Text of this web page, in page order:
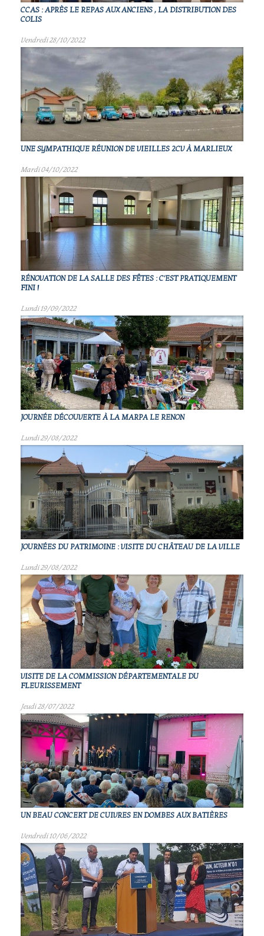
CCAS : APRÈS LE REPAS AUX ANCIENS , LA DISTRIBUTION DES
COLIS
Vendredi 28/10/2022
UNE SYMPATHIQUE RÉUNION DE VIEILLES 2CV À MARLIEUX
Mardi 04/10/2022
RÉNOVATION DE LA SALLE DES FÊTES : C'EST PRATIQUEMENT
FINI !
Lundi 19/09/2022
JOURNÉE DÉCOUVERTE À LA MARPA LE RENON
Lundi 29/08/2022
JOURNÉES DU PATRIMOINE : VISITE DU CHÂTEAU DE LA VILLE
Lundi 29/08/2022
VISITE DE LA COMMISSION DÉPARTEMENTALE DU
FLEURISSEMENT
Jeudi 28/07/2022
UN BEAU CONCERT DE CUIVRES EN DOMBES AUX BATIÈRES
Vendredi 10/06/2022